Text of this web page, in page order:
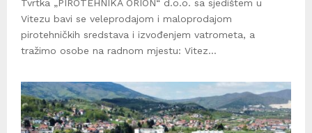
Tvrtka „PIROTEHNIKA ORION“ d.o.o. sa sjedištem u
Vitezu bavi se veleprodajom i maloprodajom
pirotehničkih sredstava i izvođenjem vatrometa, a
tražimo osobe na radnom mjestu: Vitez...